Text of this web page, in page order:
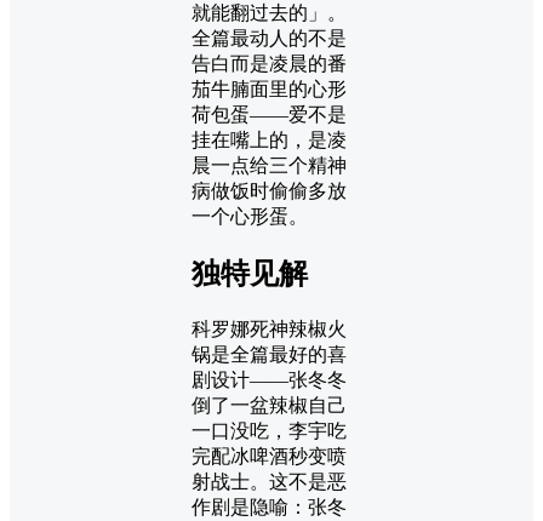
就能翻过去的」。
全篇最动人的不是
告白而是凌晨的番
茄牛腩面里的心形
荷包蛋——爱不是
挂在嘴上的，是凌
晨一点给三个精神
病做饭时偷偷多放
一个心形蛋。
独特见解
科罗娜死神辣椒火
锅是全篇最好的喜
剧设计——张冬冬
倒了一盆辣椒自己
一口没吃，李宇吃
完配冰啤酒秒变喷
射战士。这不是恶
作剧是隐喻：张冬